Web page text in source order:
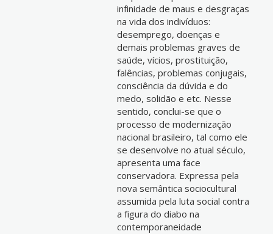
infinidade de maus e desgraças
na vida dos indivíduos:
desemprego, doenças e
demais problemas graves de
saúde, vícios, prostituição,
falências, problemas conjugais,
consciência da dúvida e do
medo, solidão e etc. Nesse
sentido, conclui-se que o
processo de modernização
nacional brasileiro, tal como ele
se desenvolve no atual século,
apresenta uma face
conservadora. Expressa pela
nova semântica sociocultural
assumida pela luta social contra
a figura do diabo na
contemporaneidade